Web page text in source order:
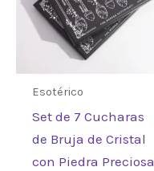
Esotérico
Set de 7 Cucharas
de Bruja de Cristal
con Piedra Preciosa